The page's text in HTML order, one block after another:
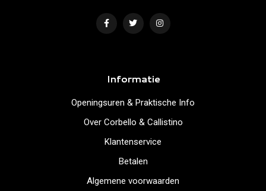
Informatie
Openingsuren & Praktische Info
Over Corbello & Callistino
Klantenservice
Betalen
Algemene voorwaarden